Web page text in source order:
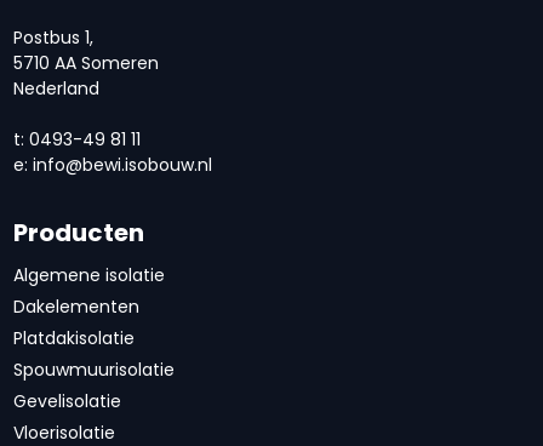
Postbus 1,
5710 AA Someren
Nederland
t: 0493-49 81 11
e: info@bewi.isobouw.nl
Producten
Algemene isolatie
Dakelementen
Platdakisolatie
Spouwmuurisolatie
Gevelisolatie
Vloerisolatie